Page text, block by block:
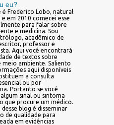
eu?
é Frederico Lobo, natural
e em 2010 comecei esse
para falar sobre
e medicina. Sou
acadêmico de
professor e
Aqui você encontrará
de textos sobre
meio ambiente. Saliento
aqui disponíveis
a consulta
ou por
Portanto se você
sinal ou sintoma
que procure um médico.
blog é disseminar
de qualidade para
em evidências